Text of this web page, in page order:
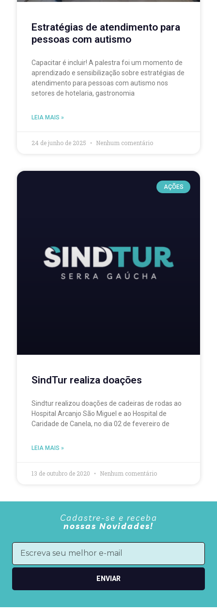
Estratégias de atendimento para
pessoas com autismo
Capacitar é incluir! A palestra foi um momento de
aprendizado e sensibilização sobre estratégias de
atendimento para pessoas com autismo nos
setores de hotelaria, gastronomia
LEIA MAIS »
24 de junho de 2025 Nenhum comentário
AÇÕES
SindTur realiza doações
Sindtur realizou doações de cadeiras de rodas ao
Hospital Arcanjo São Miguel e ao Hospital de
Caridade de Canela, no dia 02 de fevereiro de
LEIA MAIS »
13 de outubro de 2020 Nenhum comentário
Cadastre-se e receba
nossas Novidades!
ENVIAR